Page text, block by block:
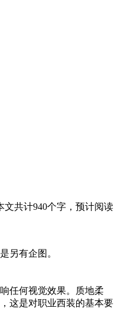
文共计940个字，预计阅读
另有企图。
任何视觉效果。质地柔
这是对职业西装的基本要